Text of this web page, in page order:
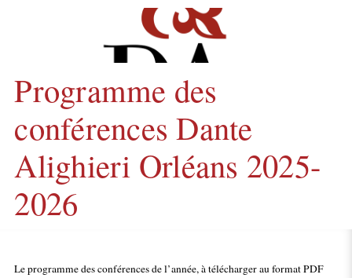
Programme des
conférences Dante
Alighieri Orléans 2025-
2026
Le programme des conférences de l’année, à télécharger au format PDF